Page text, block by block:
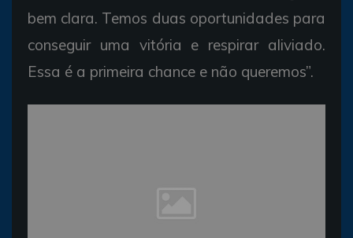
bem clara. Temos duas oportunidades para
conseguir uma vitória e respirar aliviado.
Essa é a primeira chance e não queremos”.